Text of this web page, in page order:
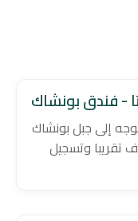
- فندق بونشاك
إلى جبل بونشاك
تقريبا وتسجيل